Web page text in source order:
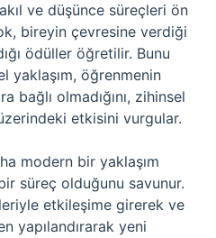
ve düşünce süreçleri ön
bireyin çevresine verdiği
ödüller öğretilir. Bunu
yaklaşım, öğrenmenin
bağlı olmadığını, zihinsel
etkisini vurgular.
modern bir yaklaşım
süreç olduğunu savunur.
etkileşime girerek ve
yapılandırarak yeni